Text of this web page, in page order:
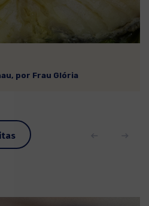
por Frau Glória